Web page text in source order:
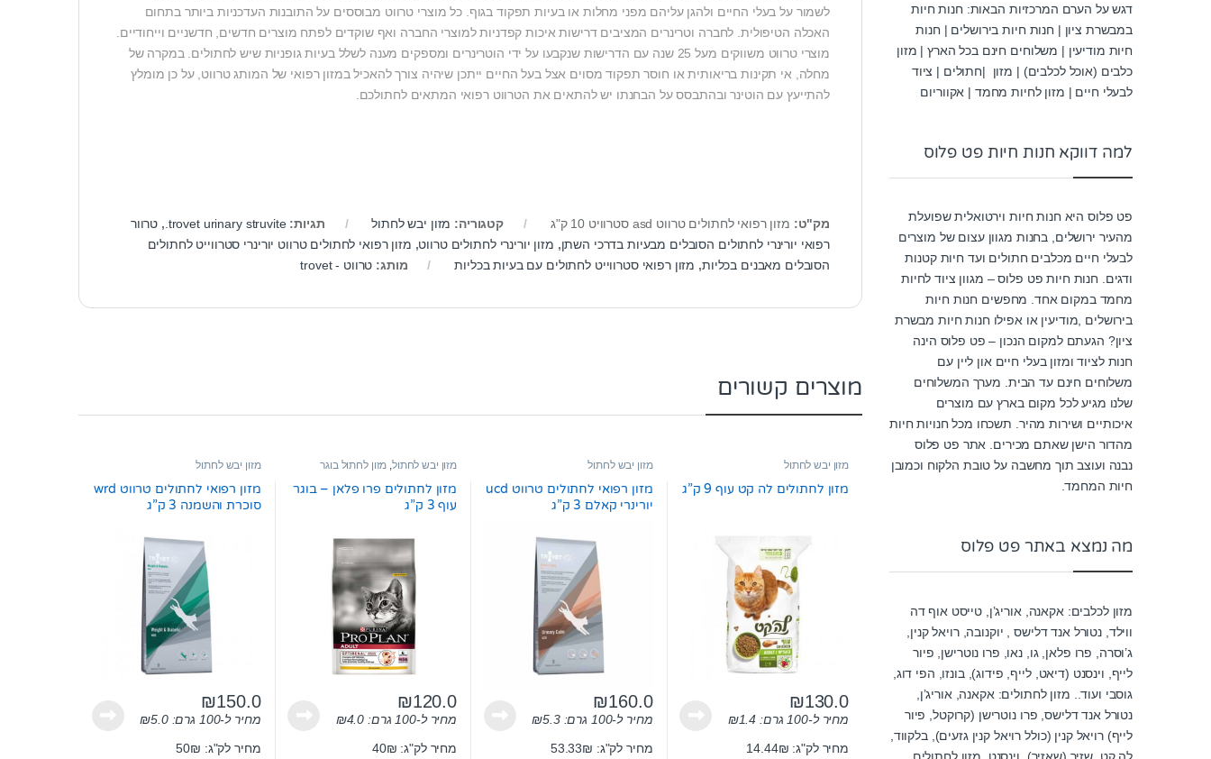
לשמור על בעלי החיים ולהגן עליהם מפני מחלות או בעיות תפקוד בגוף. כל מוצרי טרווט מבוססים על התובנות העדכניות ביותר בתחום
האכלה הטיפולית. לחברה וטרינרים המציבים דרישות איכות קפדניות למוצרי החברה ואף שוקדים לפתח מוצרים חדשים, חדשניים וייחודיים.
מוצרי טרווט משווקים מעל 25 שנה עם הדרישות שנקבעו על ידי הוטרינרים ומספקים מענה לשלל בעיות גופניות שיש לחתולים. במקרה של
מחלה, אי תקינות בריאותית או חוסר תפקוד מסוים אצל בעל החיים ייתכן שיהיה צורך להאכיל במזון רפואי של המותג טרווט, על כן מומלץ
להתייעץ עם הוטינר ובהתבסס על הבחנתו יש להתאים את הטרווט רפואי המתאים לחתולכם.
מק"ט: מזון רפואי לחתולים טרווט asd סטרוויט 10 ק"ג קטגוריה: מזון יבש לחתול תגיות:trovet urinary struvite.
, טרוור
רפואי יורינרי לחתולים הסובלים מבעיות בדרכי השתן, מזון יורינרי לחתולים טרווט, מזון רפואי לחתולים טרווט יורינרי סטרווייט לחתולים
הסובלים מאבנים בכליות, מזון רפואי סטרווייט לחתולים עם בעיות בכליות מותג: טרווט - trovet
מוצרים קשורים
מזון יבש לחתול
מזון לחתולים לה קט עוף 9 ק”ג
₪130.0
מחיר ל-100 גרם: ₪1.4
מחיר לק"ג: 14.44₪
מזון יבש לחתול
מזון רפואי לחתולים טרווט ucd
יורינרי קאלם 3 ק”ג
₪160.0
מחיר ל-100 גרם: ₪5.3
מחיר לק"ג: 53.33₪
מזון יבש לחתול מזון לחתול בוגר
מזון לחתולים פרו פלאן – בוגר
עוף 3 ק”ג
₪120.0
מחיר ל-100 גרם: ₪4.0
מחיר לק"ג: 40₪
מזון יבש לחתול
מזון רפואי לחתולים טרווט wrd
סוכרת והשמנה 3 ק”ג
₪150.0
מחיר ל-100 גרם: ₪5.0
מחיר לק"ג: 50₪
דגש על הערם המרכזיות הבאות: חנות חיות
במבשרת ציון | חנות חיות בירושלים | חנות
חיות מודיעין | משלוחים חינם בכל הארץ | מזון
כלבים (אוכל לכלבים) | מזון |חתולים | ציוד
לבעלי חיים | מזון לחיות מחמד | אקווריום
למה דווקא חנות חיות פט פלוס
פט פלוס היא חנות חיות וירטואלית שפועלת
מהעיר ירושלים, בחנות מגוון עצום של מוצרים
לבעלי חיים מכלבים חתולים ועד חיות קטנות
ודגים. חנות חיות פט פלוס – מגוון ציוד לחיות
מחמד במקום אחד. מחפשים חנות חיות
בירושלים ,מודיעין או אפילו חנות חיות מבשרת
ציון? הגעתם למקום הנכון – פט פלוס הינה
חנות לציוד ומזון בעלי חיים און ליין עם
משלוחים חינם עד הבית. מערך המשלוחים
שלנו מגיע לכל מקום בארץ עם מוצרים
איכותיים ושירות מהיר. תשכחו מכל חנויות חיות
מהדור הישן שאתם מכירים. אתר פט פלוס
נבנה ועוצב תוך מחשבה על טובת הלקוח וכמובן
חיות המחמד.
מה נמצא באתר פט פלוס
מזון לכלבים: אקאנה, אוריג’ן, טייסט אוף דה
ווילד, נטורל אנד דלישס , יוקנובה, רויאל קנין,
ג’וסרה, פרו פלאן, גו, נאו, פרו נוטרישן, פיור
לייף, וינסנט (דיאט, לייף, פידוג), בונזו, הפי דוג,
גוסבי ועוד.. מזון לחתולים: אקאנה, אוריג’ן,
נטורל אנד דלישס, פרו נוטרישן (קרוקטל, פיור
לייף) רויאל קנין (כולל רויאל קנין גזעים), בלקווד,